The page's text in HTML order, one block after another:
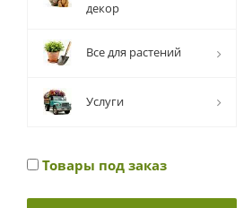
декор
Все для растений
Услуги
Товары под заказ